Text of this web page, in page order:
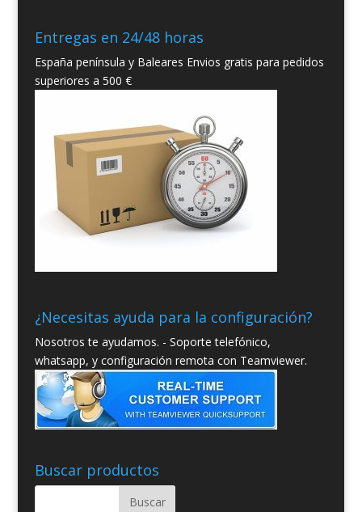
Entregas en 24/48 horas
España península y Baleares Envios gratis para pedidos
superiores a 500 €
¿Necesitas ayuda para la configuración?
Nosotros te ayudamos. - Soporte telefónico,
whatsapp, y configuración remota con Teamviewer.
Buscar productos